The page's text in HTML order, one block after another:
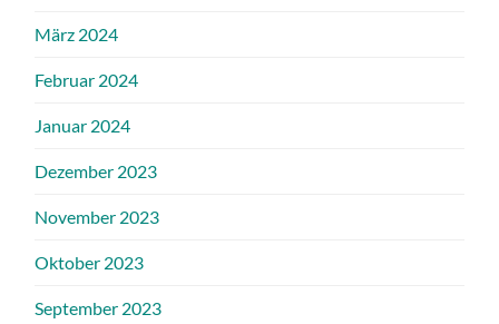
März 2024
Februar 2024
Januar 2024
Dezember 2023
November 2023
Oktober 2023
September 2023